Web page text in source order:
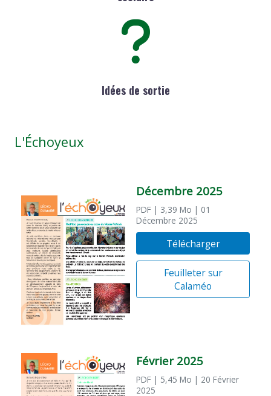
Idées de sortie
L'Échoyeux
Décembre 2025
PDF | 3,39 Mo | 01
Décembre 2025
Télécharger
Feuilleter sur
Calaméo
Février 2025
PDF | 5,45 Mo | 20 Février
2025